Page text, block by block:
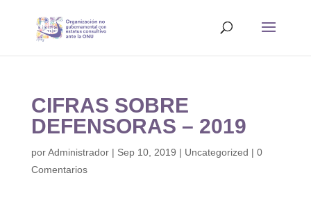
CIFRAS SOBRE
DEFENSORAS – 2019
porAdministrador| Sep 10, 2019 | Uncategorized | 0
Comentarios